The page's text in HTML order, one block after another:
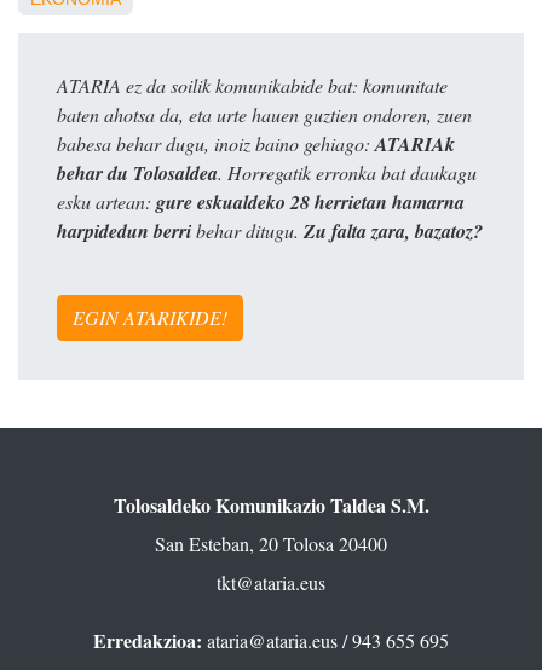
ATARIA ez da soilik komunikabide bat: komunitate
baten ahotsa da, eta urte hauen guztien ondoren, zuen
babesa behar dugu, inoiz baino gehiago: ATARIAk
behar du Tolosaldea. Horregatik erronka bat daukagu
esku artean: gure eskualdeko 28 herrietan hamarna
harpidedun berribehar ditugu. Zu falta zara, bazatoz?
EGIN ATARIKIDE!
Tolosaldeko Komunikazio Taldea S.M.
San Esteban, 20 Tolosa 20400
tkt@ataria.eus
Erredakzioa: ataria@ataria.eus/ 943 655 695